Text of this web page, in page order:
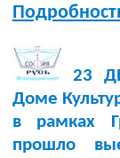
23
Доме
в рамках
прошло